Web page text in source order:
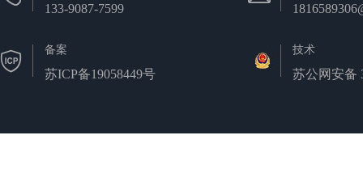
133-9087-7599
备案
苏ICP备19058449号
技术
苏公网安备